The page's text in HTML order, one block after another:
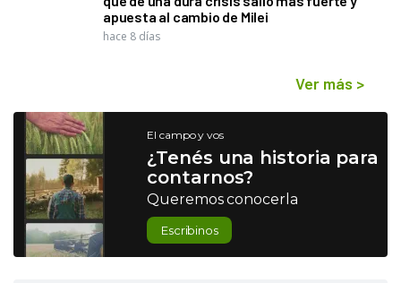
apuesta al cambio de Milei
hace 8 días
Ver más >
El campo y vos
¿Tenés una historia para
contarnos?
Queremos conocerla
Escribinos